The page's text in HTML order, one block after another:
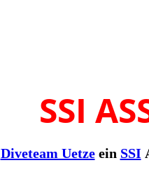
SSI
Diveteam Uetzeein SSI